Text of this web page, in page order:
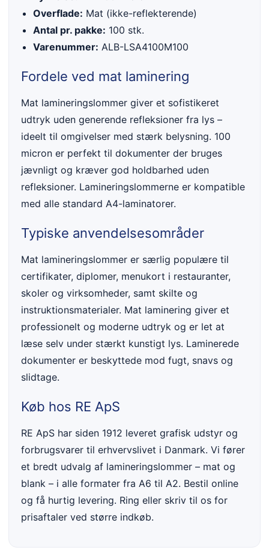
Overflade: Mat (ikke-reflekterende)
Antal pr. pakke: 100 stk.
Varenummer: ALB-LSA4100M100
Fordele ved mat laminering
Mat lamineringslommer giver et sofistikeret
udtryk uden generende refleksioner fra lys –
ideelt til omgivelser med stærk belysning. 100
micron er perfekt til dokumenter der bruges
jævnligt og kræver god holdbarhed uden
refleksioner. Lamineringslommerne er kompatible
med alle standard A4-laminatorer.
Typiske anvendelsesområder
Mat lamineringslommer er særlig populære til
certifikater, diplomer, menukort i restauranter,
skoler og virksomheder, samt skilte og
instruktionsmaterialer. Mat laminering giver et
professionelt og moderne udtryk og er let at
læse selv under stærkt kunstigt lys. Laminerede
dokumenter er beskyttede mod fugt, snavs og
slidtage.
Køb hos RE ApS
RE ApS har siden 1912 leveret grafisk udstyr og
forbrugsvarer til erhvervslivet i Danmark. Vi fører
et bredt udvalg af lamineringslommer – mat og
blank – i alle formater fra A6 til A2. Bestil online
og få hurtig levering. Ring eller skriv til os for
prisaftaler ved større indkøb.